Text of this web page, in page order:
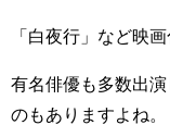
「白夜行」など映
有名俳優も多数出
のもありますよね。